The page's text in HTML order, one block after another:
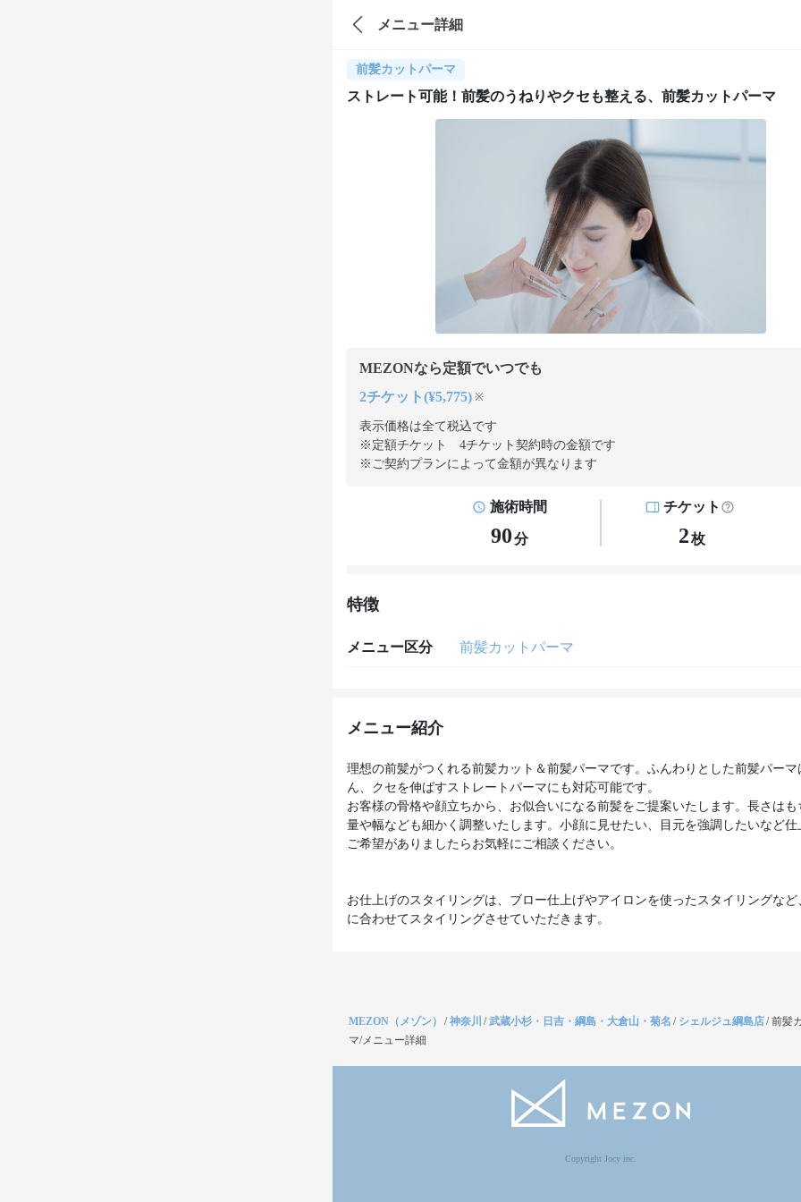
メニュー詳細
前髪カットパーマ
ストレート可能！前髪のうねりやクセも整える、前髪カットパーマ
MEZONなら定額でいつでも
2チケット(¥5,775) ※
表示価格は全て税込です
※定額チケット 4チケット契約時の金額です
※ご契約プランによって金額が異なります
施術時間
90分
チケット
2枚
特徴
メニュー区分 前髪カットパーマ
メニュー紹介
理想の前髪がつくれる前髪カット＆前髪パーマです。ふんわりとした前髪パーマ
ん、クセを伸ばすストレートパーマにも対応可能です。
お客様の骨格や顔立ちから、お似合いになる前髪をご提案いたします。長さはも
量や幅なども細かく調整いたします。小顔に見せたい、目元を強調したいなど仕
ご希望がありましたらお気軽にご相談ください。
お仕上げのスタイリングは、ブロー仕上げやアイロンを使ったスタイリングなど
に合わせてスタイリングさせていただきます。
MEZON（メゾン） /神奈川 /武蔵小杉・日吉・綱島・大倉山・菊名 / シェルジュ綱島店/前髪
マ/メニュー詳細
Copyright Jocy inc.